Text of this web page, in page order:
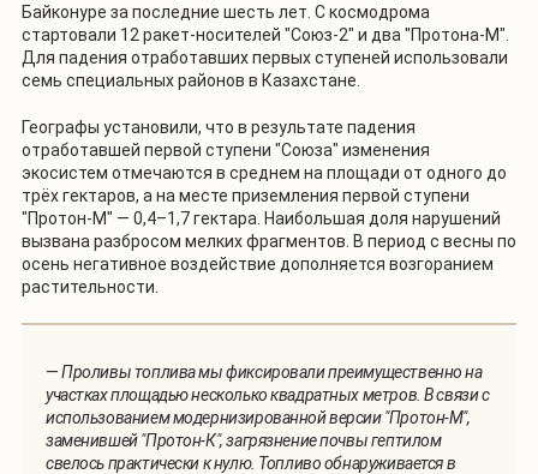
Байконуре за последние шесть лет. С космодрома
стартовали 12 ракет-носителей "Союз-2" и два "Протона-М".
Для падения отработавших первых ступеней использовали
семь специальных районов в Казахстане.
Географы установили, что в результате падения
отработавшей первой ступени "Союза" изменения
экосистем отмечаются в среднем на площади от одного до
трёх гектаров, а на месте приземления первой ступени
"Протон-М" — 0,4–1,7 гектара. Наибольшая доля нарушений
вызвана разбросом мелких фрагментов. В период с весны по
осень негативное воздействие дополняется возгоранием
растительности.
—Проливы топлива мы фиксировали преимущественно на
участках площадью несколько квадратных метров. В связи с
использованием модернизированной версии "Протон-М",
заменившей "Протон-К", загрязнение почвы гептилом
свелось практически к нулю. Топливо обнаруживается в